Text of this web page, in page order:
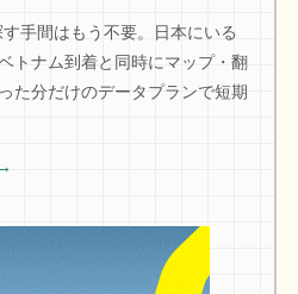
手間はもう不要。日本にいる
トナム到着と同時にマップ・翻
た分だけのデータプランで短期